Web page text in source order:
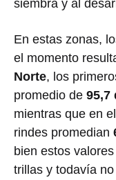
siembra y al
En estas zonas,
el momento
Norte, los
promedio de 95,7
mientras que en el
rindes promedian
bien estos
trillas y todavía